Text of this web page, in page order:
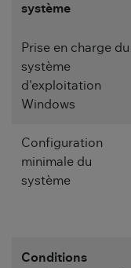
système
Prise en charge du
système
d'exploitation
Windows
Configuration
minimale du
système
Conditions